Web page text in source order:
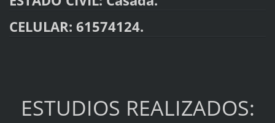
CELULAR: 61574124.
ESTUDIOS REALIZADOS: